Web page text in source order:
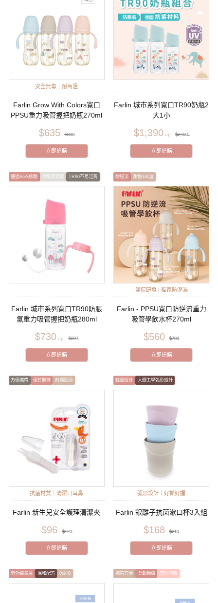
安全無毒｜耐高溫
Farlin Grow With Colors寬口
PPSU重力吸管握把奶瓶270ml
$635 $800
立即搶購
Farlin 城市系列寬口TR90奶瓶2
大1小
$1,390 $2,024
立即搶購
通過SGS檢驗 防脹氣氣閥 TR90不易泛黃
Farlin 城市系列寬口TR90防脹
氣重力吸管握把奶瓶280ml
$730 $897
立即搶購
防逆流 耐熱180度
醫院研發 | 獨家防滲漏
Farlin - PPSU寬口防逆流重力
吸管學飲水杯270ml
$560 $700
立即搶購
方便攜帶 便於握持 前端圓頭
抗菌材質｜清潔口耳鼻
Farlin 新生兒安全護理清潔夾
$96 $120
立即搶購
輕量設計 人體工學弧形設計
弧形設計｜好抓好握
Farlin 銀離子抗菌漱口杯3入組
$168 $210
立即搶購
紫外線殺菌 溫和配方 0添加 攜帶方便 柔軟親膚 75%酒精